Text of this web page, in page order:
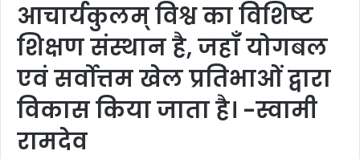
आचार्यकुलम् विश्व का विशिष्ट
शिक्षण संस्थान है, जहाँ योगबल
एवं सर्वोत्तम खेल प्रतिभाओं द्वारा
विकास किया जाता है। -स्वामी
रामदेव